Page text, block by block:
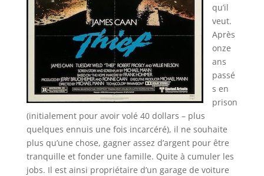
qu’il
veut.
Après
onze
ans
passé
s en
prison
(initialement pour avoir volé 40 dollars – plus
quelques ennuis une fois incarcéré), il ne souhaite
plus qu’une chose, gagner assez d’argent pour être
tranquille et fonder une famille. Quite à cumuler les
jobs. Il est ainsi propriétaire d’un garage de voiture